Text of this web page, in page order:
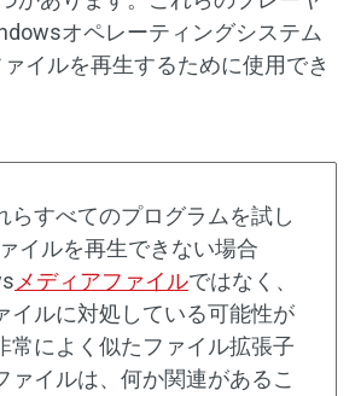
オペレーティングシステム
イルを再生するために使用でき
らすべてのプログラムを試し
イルを再生できない場合
メディアファイルではなく、
イルに対処している可能性が
常によく似たファイル拡張子
ァイルは、何か関連があるこ